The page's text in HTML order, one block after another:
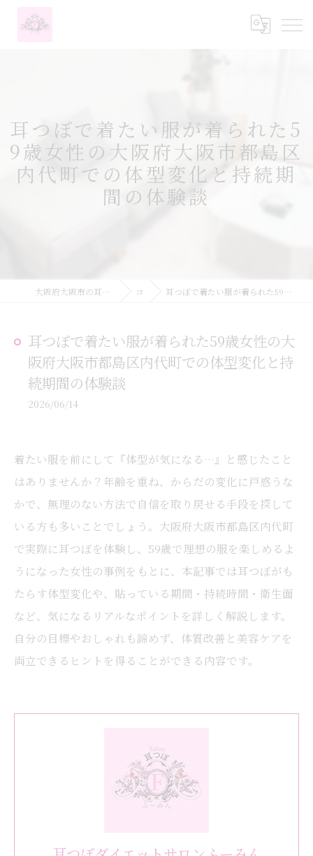
耳つぼで着たい服が着られた5
9歳女性の大阪府大阪市都島区
内代町での体型変化と持続期
間の体験談
大阪府大阪市の耳つぼなら耳つぼダイエットサロンふーみん コラム 耳つぼで着たい服が着られた59歳女性の大阪府大阪市都島区内代町での体型変化と持続期間の体験談
耳つぼで着たい服が着られた59歳女性の大
阪府大阪市都島区内代町での体型変化と持
続期間の体験談
2026/06/14
着たい服を前にして『体型が気になる…』と感じたこと
はありませんか？年齢を重ね、からだの変化に戸惑うな
かで、無理のない方法で自信を取り戻せる手段を探して
いる方も多いことでしょう。大阪府大阪市都島区内代町
で実際に耳つぼを体験し、59歳で理想の服を楽しめるよ
うになった女性の事例をもとに、本記事では耳つぼがも
たらす体型変化や、貼っている期間・持続時間・衛生面
など、気になるリアルなポイントを詳しく解説します。
自分の目標やおしゃれも諦めず、体質改善と美容ケアを
両立できるヒントを得ることができる内容です。